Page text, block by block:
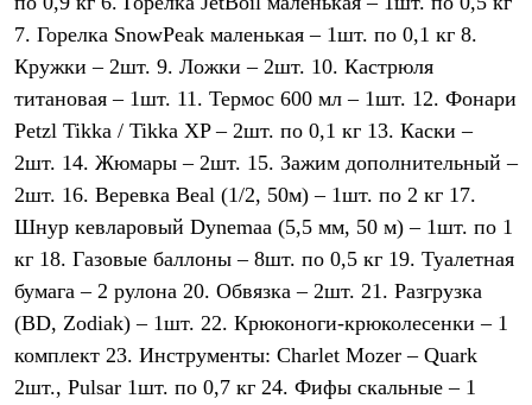
7. Горелка SnowPeak маленькая – 1шт. по 0,1 кг 8.
Кружки – 2шт. 9. Ложки – 2шт. 10. Кастрюля
титановая – 1шт. 11. Термос 600 мл – 1шт. 12. Фонари
Petzl Tikka / Tikka XP – 2шт. по 0,1 кг 13. Каски –
2шт. 14. Жюмары – 2шт. 15. Зажим дополнительный –
2шт. 16. Веревка Beal (1/2, 50м) – 1шт. по 2 кг 17.
Шнур кевларовый Dynemaa (5,5 мм, 50 м) – 1шт. по 1
кг 18. Газовые баллоны – 8шт. по 0,5 кг 19. Туалетная
бумага – 2 рулона 20. Обвязка – 2шт. 21. Разгрузка
(BD, Zodiak) – 1шт. 22. Крюконоги-крюколесенки – 1
комплект 23. Инструменты: Charlet Mozer – Quark
2шт., Pulsar 1шт. по 0,7 кг 24. Фифы скальные – 1